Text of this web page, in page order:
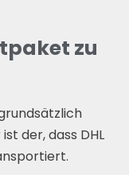
zu
der, dass DHL